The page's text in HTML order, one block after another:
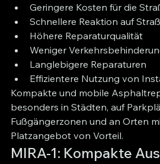
Geringere Kosten für die
Schnellere Reaktion auf
Höhere Reparaturqualität
Weniger
Langlebigere Reparaturen
Effizientere Nutzung von
Kompakte und mobile
besonders in Städten, auf
Fußgängerzonen und an Orten
Platzangebot von Vorteil.
MIRA-1: Kompakte